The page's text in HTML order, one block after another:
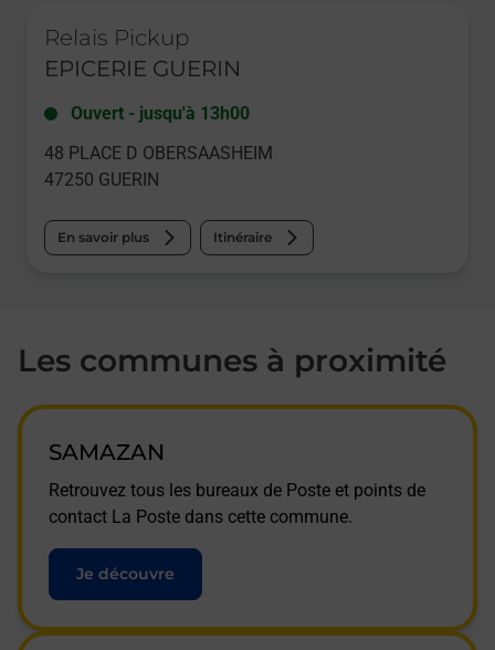
Relais Pickup
EPICERIE GUERIN
Ouvert - jusqu'à 13h00
48 PLACE D OBERSAASHEIM
47250 GUERIN
En savoir plus Itinéraire
Les communes à proximité
SAMAZAN
Retrouvez tous les bureaux de Poste et points de
contact La Poste dans cette commune.
Je découvre